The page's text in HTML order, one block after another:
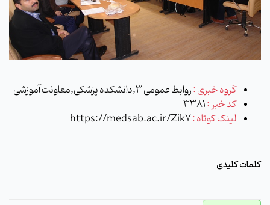
گروه خبری :روابط عمومی 3,دانشکده پزشکی,معاونت آموزشی
کد خبر :3381
لینک کوتاه :https://medsab.ac.ir/Zik7
کلمات کلیدی